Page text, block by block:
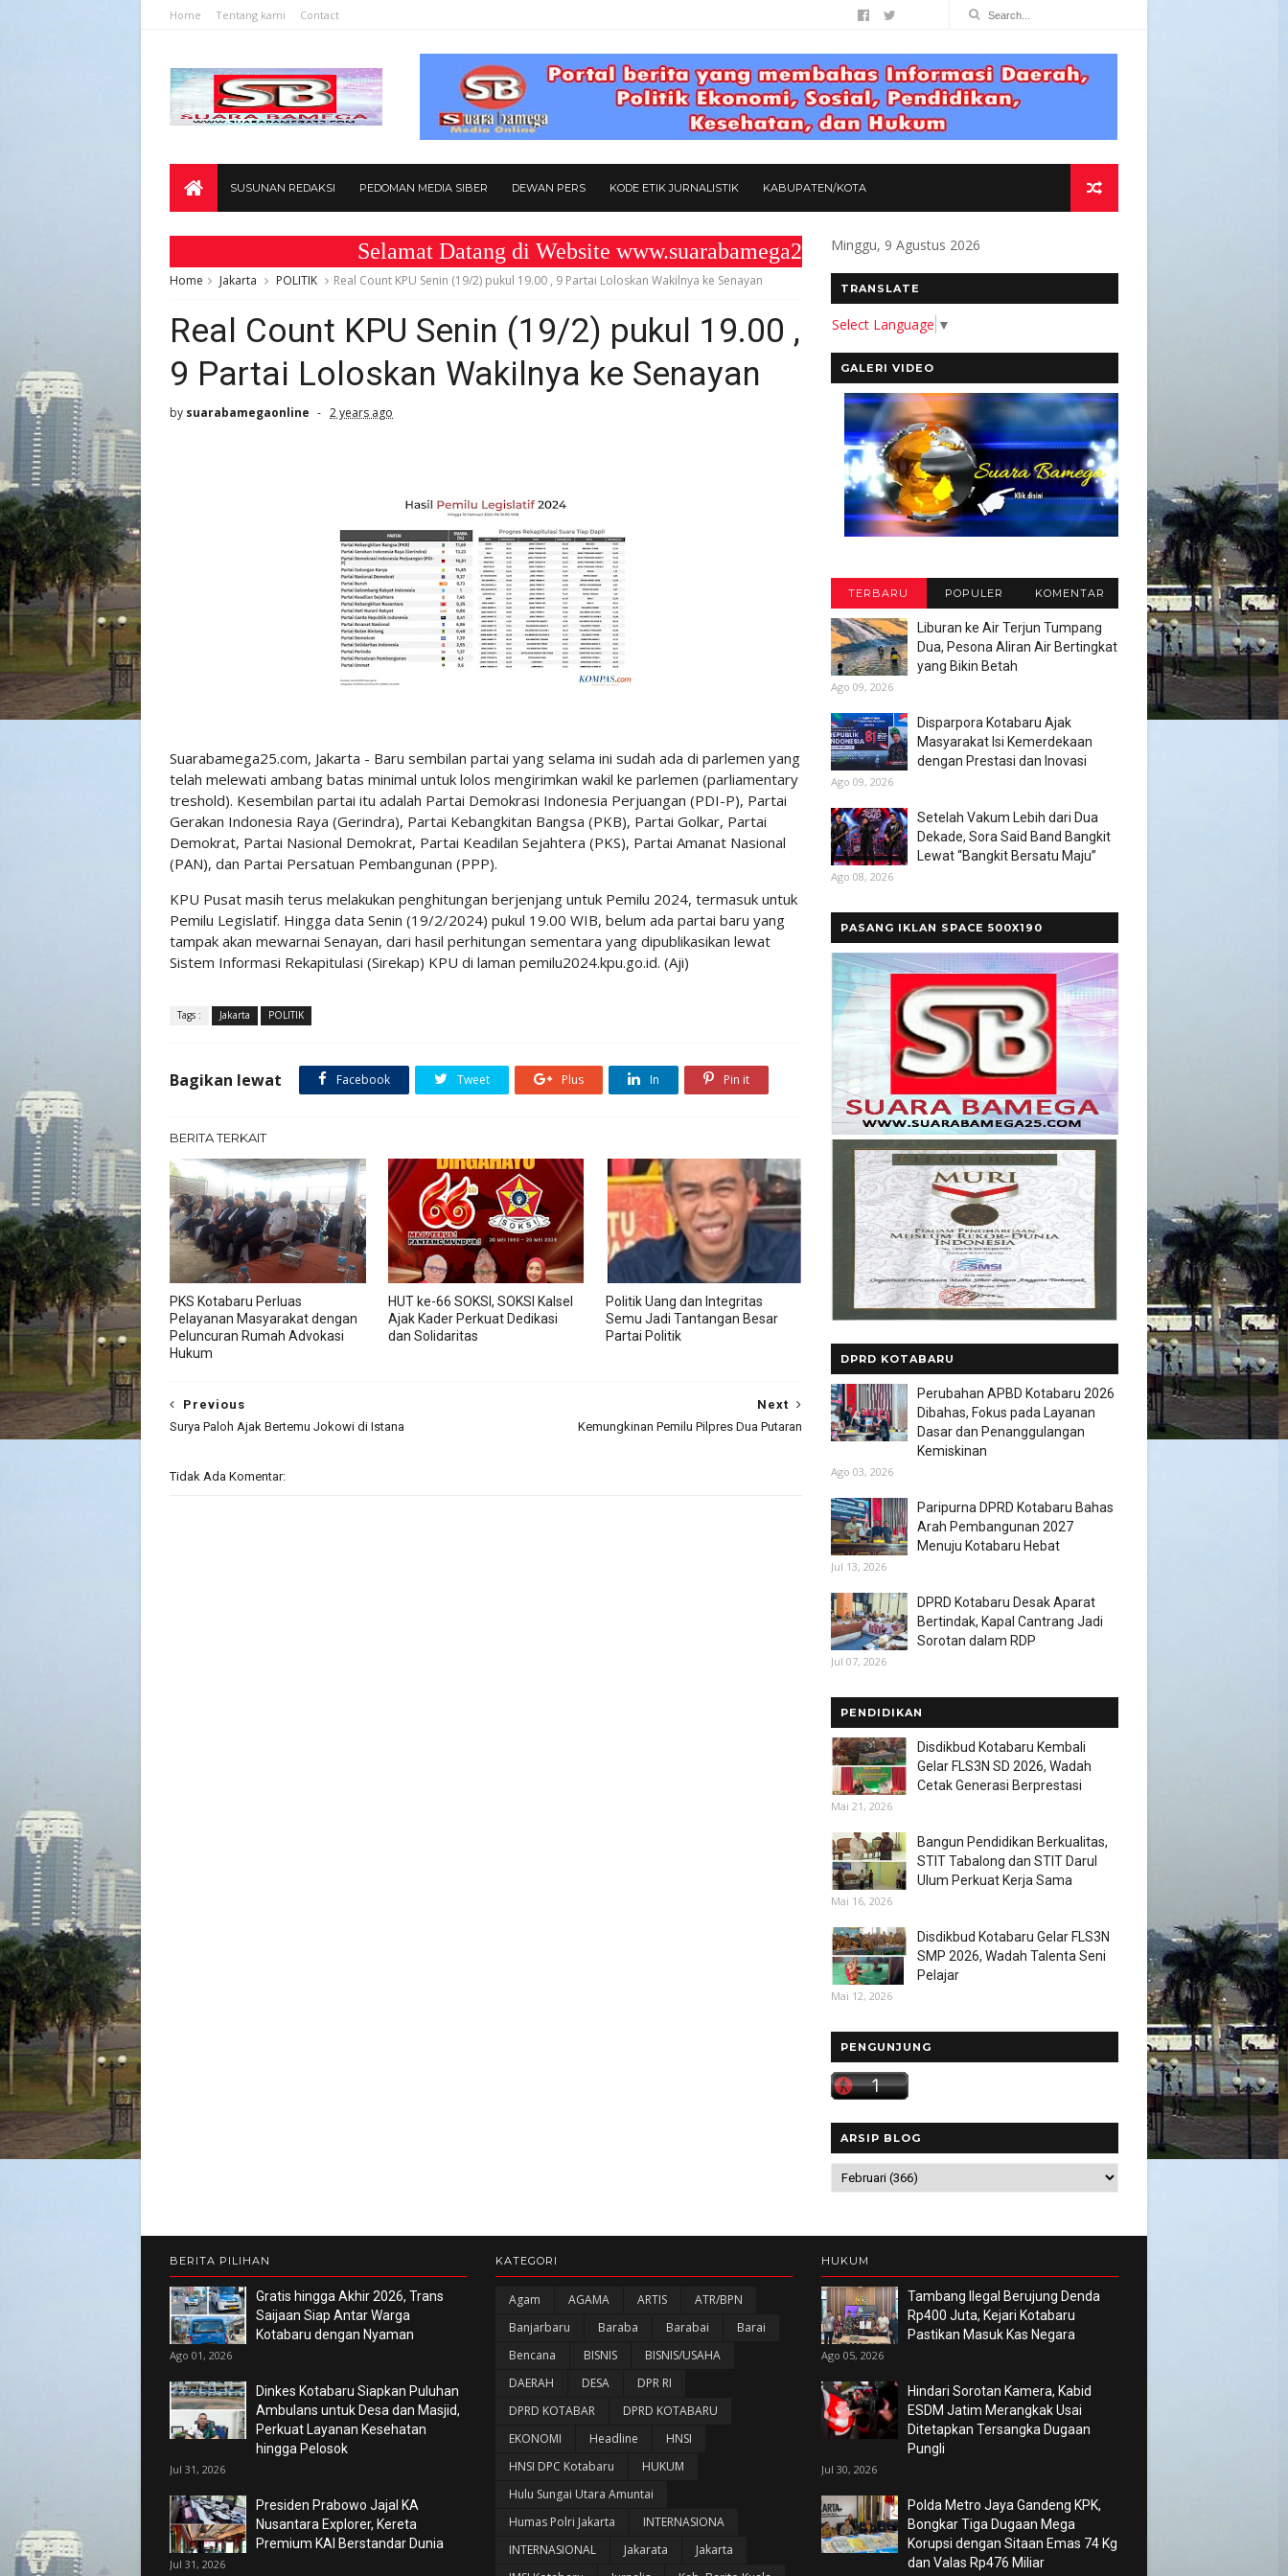
Home Tentang kami Contact
SUSUNAN REDAKSI PEDOMAN MEDIA SIBER DEWAN PERS KODE ETIK JURNALISTIK KABUPATEN/KOTA
Selamat Datang di Website www.suarabamega25.com " KOMITMEN KAMI MEMBANGUN MEDIA
Home Jakarta POLITIK Real Count KPU Senin (19/2) pukul 19.00 , 9 Partai Loloskan Wakilnya ke Senayan
Real Count KPU Senin (19/2) pukul 19.00 ,
9 Partai Loloskan Wakilnya ke Senayan
by suarabamegaonline 2 years ago
Suarabamega25.com, Jakarta - Baru sembilan partai yang selama ini sudah ada di parlemen yang
telah melewati ambang batas minimal untuk lolos mengirimkan wakil ke parlemen (parliamentary
treshold). Kesembilan partai itu adalah Partai Demokrasi Indonesia Perjuangan (PDI-P), Partai
Gerakan Indonesia Raya (Gerindra), Partai Kebangkitan Bangsa (PKB), Partai Golkar, Partai
Demokrat, Partai Nasional Demokrat, Partai Keadilan Sejahtera (PKS), Partai Amanat Nasional
(PAN), dan Partai Persatuan Pembangunan (PPP).
KPU Pusat masih terus melakukan penghitungan berjenjang untuk Pemilu 2024, termasuk untuk
Pemilu Legislatif. Hingga data Senin (19/2/2024) pukul 19.00 WIB, belum ada partai baru yang
tampak akan mewarnai Senayan, dari hasil perhitungan sementara yang dipublikasikan lewat
Sistem Informasi Rekapitulasi (Sirekap) KPU di laman pemilu2024.kpu.go.id. (Aji)
Tags : Jakarta POLITIK
Bagikan lewat Facebook Tweet Plus In Pin it
BERITA TERKAIT
PKS Kotabaru Perluas
Pelayanan Masyarakat dengan
Peluncuran Rumah Advokasi
Hukum
HUT ke-66 SOKSI, SOKSI Kalsel
Ajak Kader Perkuat Dedikasi
dan Solidaritas
Politik Uang dan Integritas
Semu Jadi Tantangan Besar
Partai Politik
Next
Kemungkinan Pemilu Pilpres Dua Putaran
Previous
Surya Paloh Ajak Bertemu Jokowi di Istana
Tidak Ada Komentar:
Minggu, 9 Agustus 2026
TRANSLATE
Select Language ▼
GALERI VIDEO
TERBARU POPULER KOMENTAR
Liburan ke Air Terjun Tumpang
Dua, Pesona Aliran Air Bertingkat
yang Bikin Betah
Ago 09, 2026
Disparpora Kotabaru Ajak
Masyarakat Isi Kemerdekaan
dengan Prestasi dan Inovasi
Ago 09, 2026
Setelah Vakum Lebih dari Dua
Dekade, Sora Said Band Bangkit
Lewat “Bangkit Bersatu Maju”
Ago 08, 2026
PASANG IKLAN SPACE 500X190
DPRD KOTABARU
Perubahan APBD Kotabaru 2026
Dibahas, Fokus pada Layanan
Dasar dan Penanggulangan
Kemiskinan
Ago 03, 2026
Paripurna DPRD Kotabaru Bahas
Arah Pembangunan 2027
Menuju Kotabaru Hebat
Jul 13, 2026
DPRD Kotabaru Desak Aparat
Bertindak, Kapal Cantrang Jadi
Sorotan dalam RDP
Jul 07, 2026
PENDIDIKAN
Disdikbud Kotabaru Kembali
Gelar FLS3N SD 2026, Wadah
Cetak Generasi Berprestasi
Mai 21, 2026
Bangun Pendidikan Berkualitas,
STIT Tabalong dan STIT Darul
Ulum Perkuat Kerja Sama
Mai 16, 2026
Disdikbud Kotabaru Gelar FLS3N
SMP 2026, Wadah Talenta Seni
Pelajar
Mai 12, 2026
PENGUNJUNG
ARSIP BLOG
BERITA PILIHAN
Gratis hingga Akhir 2026, Trans
Saijaan Siap Antar Warga
Kotabaru dengan Nyaman
Ago 01, 2026
Dinkes Kotabaru Siapkan Puluhan
Ambulans untuk Desa dan Masjid,
Perkuat Layanan Kesehatan
hingga Pelosok
Jul 31, 2026
Presiden Prabowo Jajal KA
Nusantara Explorer, Kereta
Premium KAI Berstandar Dunia
Jul 31, 2026
KATEGORI
Agam AGAMA ARTIS
ATR/BPN
Banjarbaru
Baraba Barabai
Barai
Bencana
BISNIS
BISNIS/USAHA
DAERAH
DESA
DPR RI
DPRD KOTABAR
DPRD KOTABARU
EKONOMI
Headline
HNSI
HNSI DPC Kotabaru
HUKUM
Hulu Sungai Utara Amuntai
Humas Polri Jakarta
INTERNASIONA
INTERNASIONAL
Jakarata
Jakarta
HUKUM
Tambang Ilegal Berujung Denda
Rp400 Juta, Kejari Kotabaru
Pastikan Masuk Kas Negara
Ago 05, 2026
Hindari Sorotan Kamera, Kabid
ESDM Jatim Merangkak Usai
Ditetapkan Tersangka Dugaan
Pungli
Jul 30, 2026
Polda Metro Jaya Gandeng KPK,
Bongkar Tiga Dugaan Mega
Korupsi dengan Sitaan Emas 74 Kg
dan Valas Rp476 Miliar